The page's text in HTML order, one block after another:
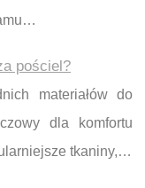
pościel?
materiałów do
dla komfortu
tkaniny,…